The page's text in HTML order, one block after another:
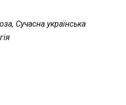
Сучасна українська